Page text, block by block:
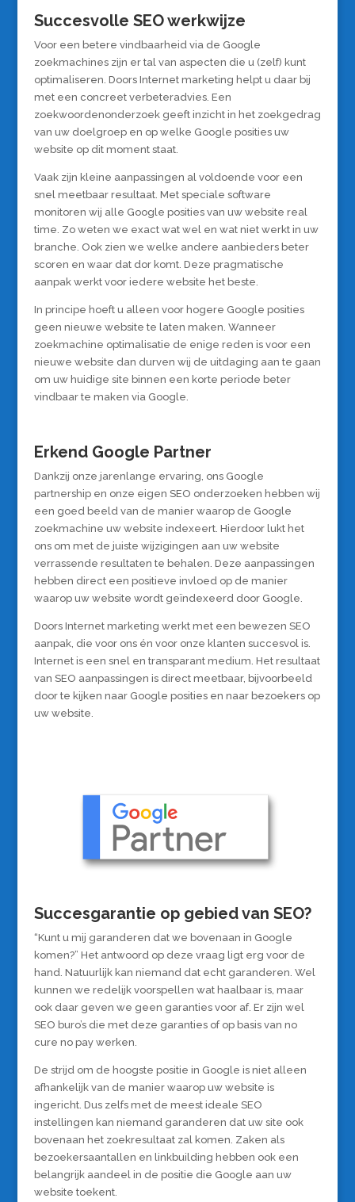
Succesvolle SEO werkwijze
Voor een betere vindbaarheid via de Google
zoekmachines zijn er tal van aspecten die u (zelf) kunt
optimaliseren. Doors Internet marketing helpt u daar bij
met een concreet verbeteradvies. Een
zoekwoordenonderzoek geeft inzicht in het zoekgedrag
van uw doelgroep en op welke Google posities uw
website op dit moment staat.
Vaak zijn kleine aanpassingen al voldoende voor een
snel meetbaar resultaat. Met speciale software
monitoren wij alle Google posities van uw website real
time. Zo weten we exact wat wel en wat niet werkt in uw
branche. Ook zien we welke andere aanbieders beter
scoren en waar dat dor komt. Deze pragmatische
aanpak werkt voor iedere website het beste.
In principe hoeft u alleen voor hogere Google posities
geen nieuwe website te laten maken. Wanneer
zoekmachine optimalisatie de enige reden is voor een
nieuwe website dan durven wij de uitdaging aan te gaan
om uw huidige site binnen een korte periode beter
vindbaar te maken via Google.
Erkend Google Partner
Dankzij onze jarenlange ervaring, ons Google
partnership en onze eigen SEO onderzoeken hebben wij
een goed beeld van de manier waarop de Google
zoekmachine uw website indexeert. Hierdoor lukt het
ons om met de juiste wijzigingen aan uw website
verrassende resultaten te behalen. Deze aanpassingen
hebben direct een positieve invloed op de manier
waarop uw website wordt geïndexeerd door Google.
Doors Internet marketing werkt met een bewezen SEO
aanpak, die voor ons én voor onze klanten succesvol is.
Internet is een snel en transparant medium. Het resultaat
van SEO aanpassingen is direct meetbaar, bijvoorbeeld
door te kijken naar Google posities en naar bezoekers op
uw website.
Succesgarantie op gebied van SEO?
“Kunt u mij garanderen dat we bovenaan in Google
komen?” Het antwoord op deze vraag ligt erg voor de
hand. Natuurlijk kan niemand dat echt garanderen. Wel
kunnen we redelijk voorspellen wat haalbaar is, maar
ook daar geven we geen garanties voor af. Er zijn wel
SEO buro’s die met deze garanties of op basis van no
cure no pay werken.
De strijd om de hoogste positie in Google is niet alleen
afhankelijk van de manier waarop uw website is
ingericht. Dus zelfs met de meest ideale SEO
instellingen kan niemand garanderen dat uw site ook
bovenaan het zoekresultaat zal komen. Zaken als
bezoekersaantallen en linkbuilding hebben ook een
belangrijk aandeel in de positie die Google aan uw
website toekent.